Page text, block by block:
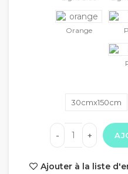
Orange
30cmx150cm
Ajouter à la liste